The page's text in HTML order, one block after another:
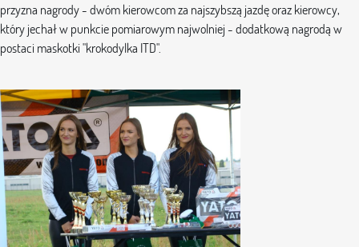
przyzna nagrody - dwóm kierowcom za najszybszą jazdę oraz kierowcy,
który jechał w punkcie pomiarowym najwolniej - dodatkową nagrodą w
postaci maskotki "krokodylka ITD".